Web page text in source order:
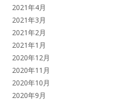
2021年4月
2021年3月
2021年2月
2021年1月
2020年12月
2020年11月
2020年10月
2020年9月